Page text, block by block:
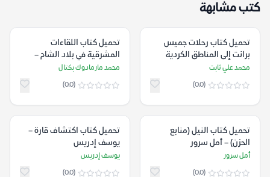
كتب مشابهة
تحميل كتاب رحلات جميس
برانت إلى المناطق الكردية
والأرمنية – محمد علي ثابت
محمد علي ثابت
(0.0)
تحميل كتاب اللقاءات
المشرقية في بلاد الشام –
محمد مارمادوك بكتال
محمد مارمادوك بكتال
(0.0)
تحميل كتاب النيل (منابع
الحزن) – أمل سرور
أمل سرور
(0.0)
تحميل كتاب اكتشاف قارة –
يوسف إدريس
يوسف إدريس
(0.0)